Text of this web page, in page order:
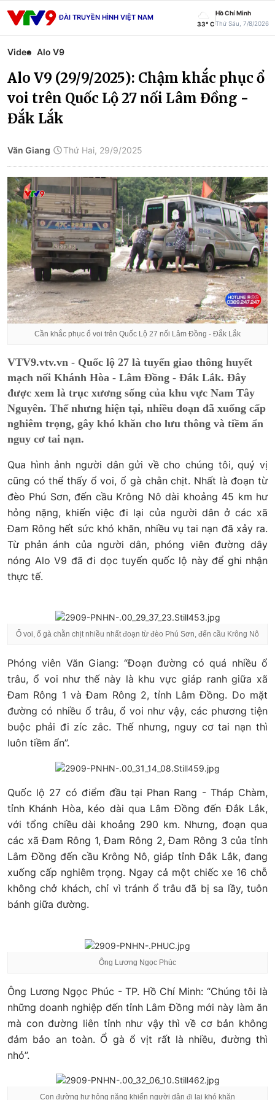
ĐÀI TRUYỀN HÌNH VIỆT NAM
33° C
Hồ Chí Minh
Thứ Sáu, 7/8/2026
Video Alo V9
Alo V9 (29/9/2025): Chậm khắc phục ổ
voi trên Quốc Lộ 27 nối Lâm Đồng -
Đắk Lắk
Văn Giang Thứ Hai, 29/9/2025
Cần khắc phục ổ voi trên Quốc Lộ 27 nối Lâm Đồng - Đắk Lắk
VTV9.vtv.vn - Quốc lộ 27 là tuyến giao thông huyết
mạch nối Khánh Hòa - Lâm Đồng - Đắk Lắk. Đây
được xem là trục xương sống của khu vực Nam Tây
Nguyên. Thế nhưng hiện tại, nhiều đoạn đã xuống cấp
nghiêm trọng, gây khó khăn cho lưu thông và tiềm ẩn
nguy cơ tai nạn.
Qua hình ảnh người dân gửi về cho chúng tôi, quý vị
cũng có thể thấy ổ voi, ổ gà chằn chịt. Nhất là đoạn từ
đèo Phú Sơn, đến cầu Krông Nô dài khoảng 45 km hư
hỏng nặng, khiến việc đi lại của người dân ở các xã
Đam Rông hết sức khó khăn, nhiều vụ tai nạn đã xảy ra.
Từ phản ánh của người dân, phóng viên đường dây
nóng Alo V9 đã đi dọc tuyến quốc lộ này để ghi nhận
thực tế.
Ổ voi, ổ gà chằn chịt nhiều nhất đoạn từ đèo Phú Sơn, đến cầu Krông Nô
Phóng viên Văn Giang: “Đoạn đường có quá nhiều ổ
trâu, ổ voi như thế này là khu vực giáp ranh giữa xã
Đam Rông 1 và Đam Rông 2, tỉnh Lâm Đồng. Do mặt
đường có nhiều ổ trâu, ổ voi như vậy, các phương tiện
buộc phải đi zíc zắc. Thế nhưng, nguy cơ tai nạn thì
luôn tiềm ẩn”.
Quốc lộ 27 có điểm đầu tại Phan Rang - Tháp Chàm,
tỉnh Khánh Hòa, kéo dài qua Lâm Đồng đến Đắk Lắk,
với tổng chiều dài khoảng 290 km. Nhưng, đoạn qua
các xã Đam Rông 1, Đam Rông 2, Đam Rông 3 của tỉnh
Lâm Đồng đến cầu Krông Nô, giáp tỉnh Đắk Lắk, đang
xuống cấp nghiêm trọng. Ngay cả một chiếc xe 16 chỗ
không chở khách, chỉ vì tránh ổ trâu đã bị sa lầy, tuôn
bánh giữa đường.
Ông Lương Ngọc Phúc
Ông Lương Ngọc Phúc - TP. Hồ Chí Minh: “Chúng tôi là
những doanh nghiệp đến tỉnh Lâm Đồng mới này làm ăn
mà con đường liên tỉnh như vậy thì về cơ bản không
đảm bảo an toàn. Ổ gà ổ vịt rất là nhiều, đường thì
nhỏ”.
Con đường hư hỏng nặng khiến người dân đi lại khó khăn